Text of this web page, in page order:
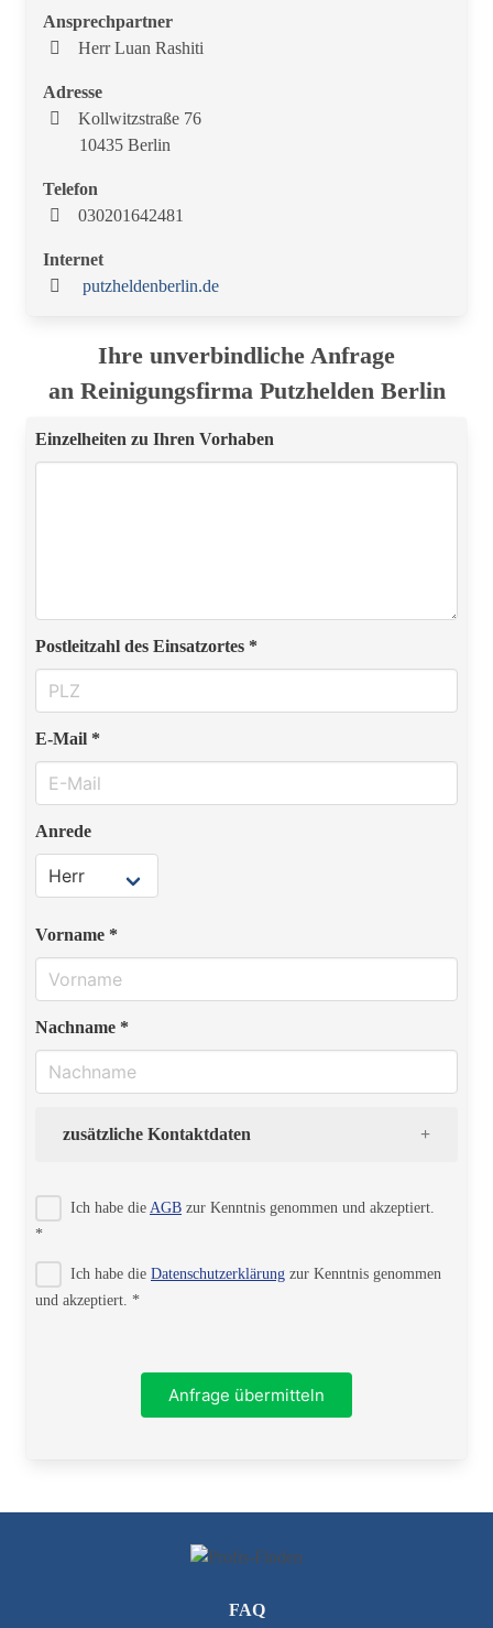
Ansprechpartner
Herr Luan Rashiti
Adresse
Kollwitzstraße 76
10435 Berlin
Telefon
030201642481
Internet
putzheldenberlin.de
Ihre unverbindliche Anfrage
an Reinigungsfirma Putzhelden Berlin
Einzelheiten zu Ihren Vorhaben
Postleitzahl des Einsatzortes *
E-Mail *
Anrede
Vorname *
Nachname *
zusätzliche Kontaktdaten
Ich habe die AGB zur Kenntnis genommen und akzeptiert.
*
Ich habe die Datenschutzerklärung zur Kenntnis genommen
und akzeptiert. *
Anfrage übermitteln
FAQ